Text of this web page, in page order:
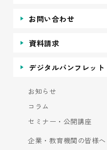
お問い合わせ
資料請求
デジタルパンフレット
お知らせ
コラム
セミナー・公開講座
企業・教育機関の皆様へ